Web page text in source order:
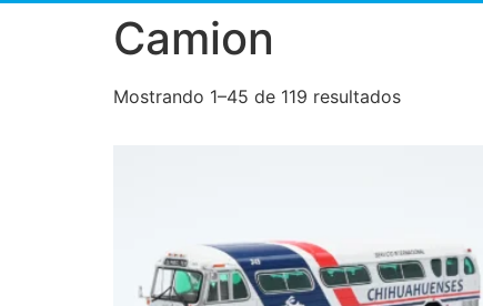
Camion
Mostrando 1–45 de 119 resultados